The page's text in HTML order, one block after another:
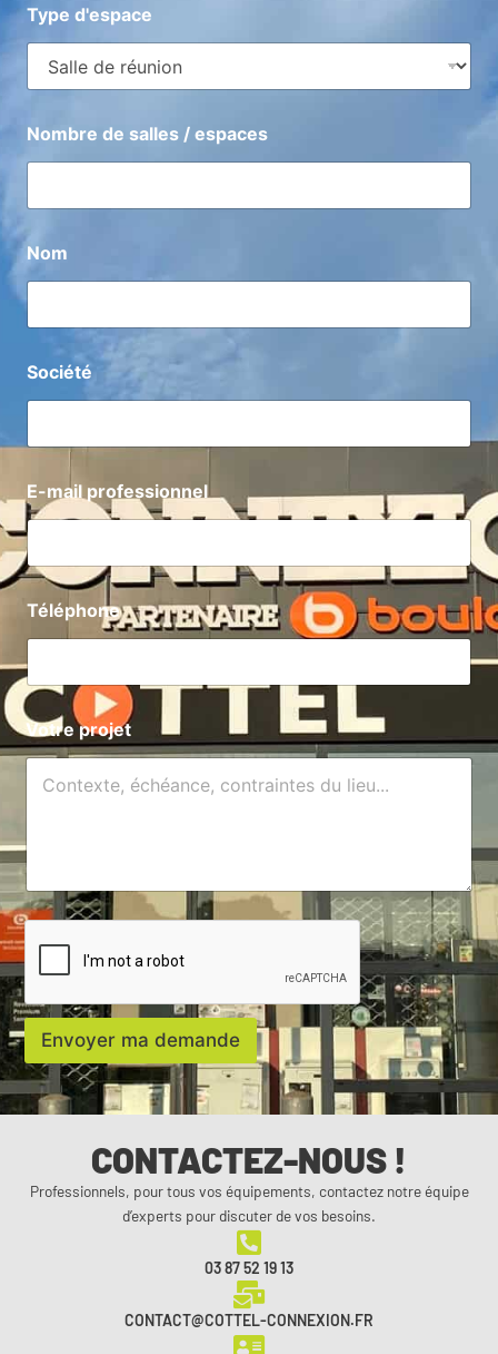
Nombre de salles / espaces
Nom
Société
E-mail professionnel
Téléphone
Votre projet
Envoyer ma demande
CONTACTEZ-NOUS !
Professionnels, pour tous vos équipements, contactez notre équipe
d’experts pour discuter de vos besoins.
03 87 52 19 13
CONTACT@COTTEL-CONNEXION.FR
Type d'espace
Nombre de salles / espaces
Nom
Société
E-mail professionnel
Téléphone
Votre projet
Envoyer ma demande